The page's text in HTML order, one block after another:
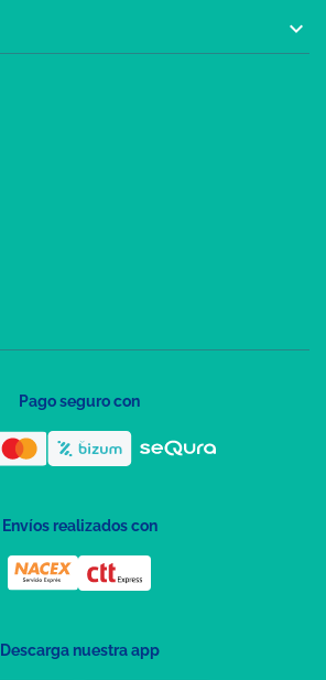

Pago seguro con
Envíos realizados con
Descarga nuestra app